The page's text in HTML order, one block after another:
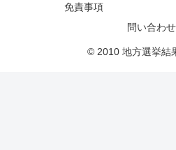
免責事項
問い合わ
© 2010 地方選挙結